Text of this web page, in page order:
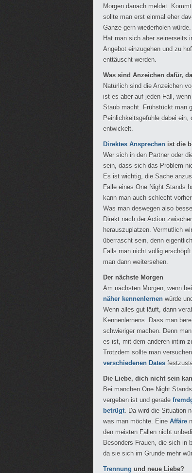
Morgen danach meldet.
sollte man erst einmal eher
Ganze gern wiederholen
Hat man sich aber seinerseits
Angebot einzugehen und zu
enttäuscht werden.
Was sind Anzeichen dafür,
Natürlich sind die Anzeichen
ist es aber auf jeden Fall,
Staub macht. Frühstückt man
Peinlichkeitsgefühle dabei
entwickelt.
Direktes Ansprechen ist die
Wer sich in den Partner oder
sein, dass sich das Problem
Es ist wichtig, die Sache
Falle eines One Night Stands
kann man auch schlecht
Was man deswegen also
Direkt nach der Action
herauszuplatzen. Vermutlich
überrascht sein, denn
Falls man nicht völlig
man dann weitersehen.
Der nächste Morgen
Am nächsten Morgen, wenn
näher kennenlernen würde
Wenn alles gut läuft, dann
Kennenlernens. Dass man
schwieriger machen. Denn
es ist, mit dem anderen intim
Trotzdem sollte man
verschiedenen Dates
Die Liebe, dich nicht sein
Bei manchen One Night
vergeben ist und gerade
betrügt. Da wird die Situation
was man möchte. Eine Affäre
den meisten Fällen nicht
Besonders Frauen, die sich in
da sie sich im Grunde mehr
Trennung und neue Liebe?